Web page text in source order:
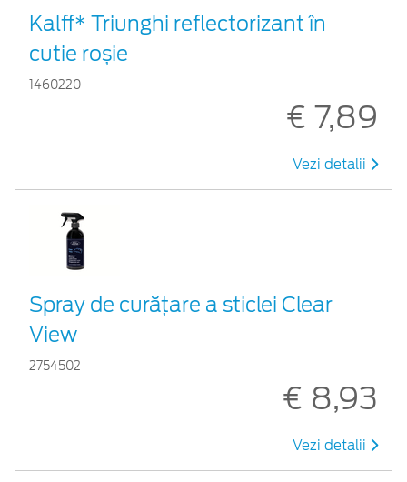
Kalff* Triunghi reflectorizant în
cutie roșie
1460220
€ 7,89
Vezi detalii
Spray de curățare a sticlei Clear
View
2754502
€ 8,93
Vezi detalii